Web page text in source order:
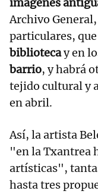
imágenes
Archivo
particulares,
bibliotecay en
barrio, y habrá
tejido cultural y
en abril.
Así, la artista
"en la Txantrea
artísticas",
hasta tres